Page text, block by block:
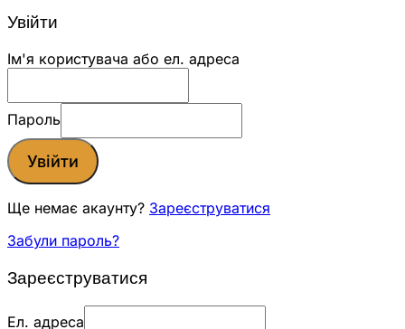
Увійти
Ім'я користувача або ел. адреса
Пароль
Увійти
Ще немає акаунту? Зареєструватися
Забули пароль?
Зареєструватися
Ел. адреса